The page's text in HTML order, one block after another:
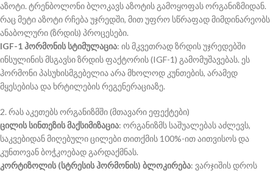
აზოტი. ტრენბოლონი ბლოკავს აზოტის გამოყოფას ორგანიზმიდან.
რაც მეტი აზოტი რჩება უჯრედში, მით უფრო სწრაფად მიმდინარეობს
ანაბოლური (ზრდის) პროცესები.
IGF-1 ჰორმონის სტიმულაცია: ის მკვეთრად ზრდის უჯრედებში
ინსულინის მსგავსი ზრდის ფაქტორის (IGF-1) გამომუშავებას. ეს
ჰორმონი პასუხისმგებელია არა მხოლოდ კუნთების, არამედ
მყესებისა და ხრტილების რეგენერაციაზე.
2. რას აკეთებს ორგანიზმში (მთავარი ეფექტები)
ცილის სინთეზის მაქსიმიზაცია: ორგანიზმს საშუალებას აძლევს,
საკვებიდან მიღებული ცილები თითქმის 100%-ით აითვისოს და
კუნთოვან ბოჭკოებად გარდაქმნას.
კორტიზოლის (სტრესის ჰორმონის) ბლოკირება: ვარჯიშის დროს